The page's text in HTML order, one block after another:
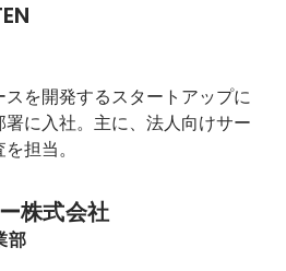
を開発するスタートアップに
署に入社。主に、法人向けサー
担当。
株式会社
部